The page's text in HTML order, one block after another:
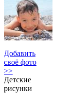
Добавить
своё фото
>>
Детские
рисунки